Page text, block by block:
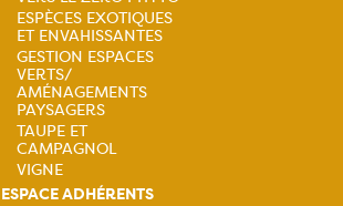
principale
ESPÈCES EXOTIQUES
ET ENVAHISSANTES
GESTION ESPACES
VERTS/
AMÉNAGEMENTS
PAYSAGERS
TAUPE ET
CAMPAGNOL
VIGNE
ESPACE ADHÉRENTS